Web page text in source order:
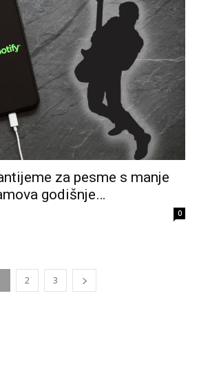
za pesme s manje
godišnje…
0
2 3